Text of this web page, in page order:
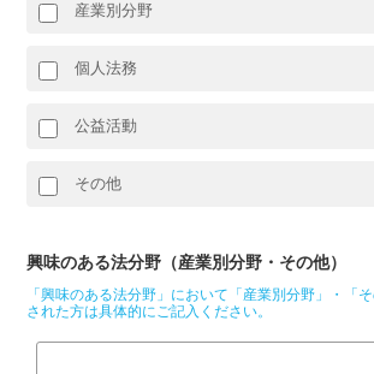
産業別分野
個人法務
公益活動
その他
興味のある法分野（産業別分野・その他）
「興味のある法分野」において「産業別分野」・「
された方は具体的にご記入ください。